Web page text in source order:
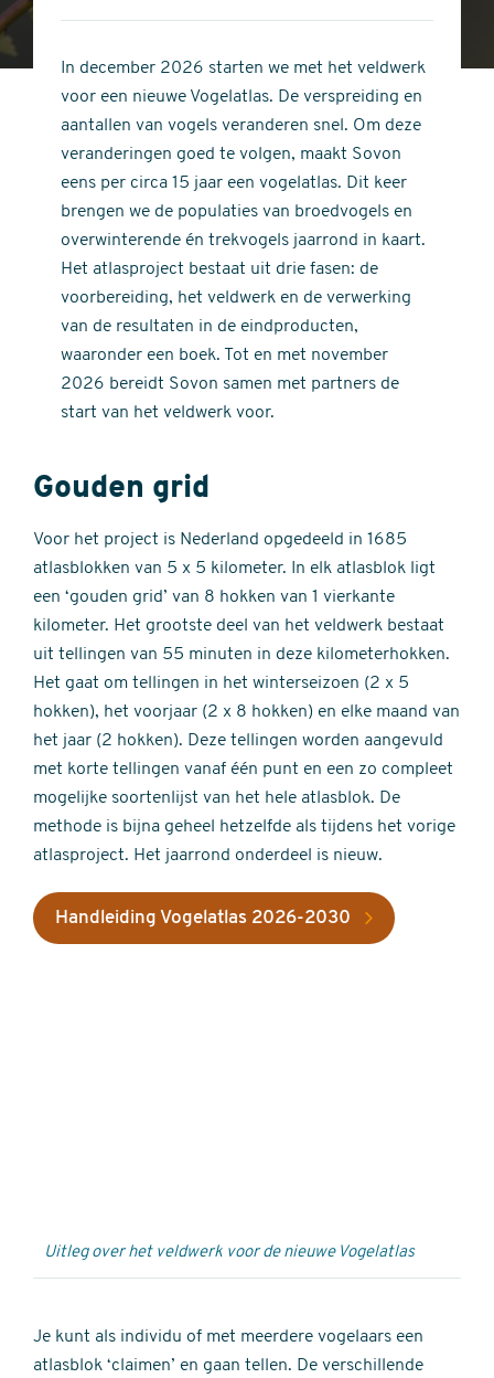
stars
of
stars
In december 2026 starten we met het veldwerk
voor een nieuwe Vogelatlas. De verspreiding en
aantallen van vogels veranderen snel. Om deze
veranderingen goed te volgen, maakt Sovon
eens per circa 15 jaar een vogelatlas. Dit keer
brengen we de populaties van broedvogels en
overwinterende én trekvogels jaarrond in kaart.
Het atlasproject bestaat uit drie fasen: de
voorbereiding, het veldwerk en de verwerking
van de resultaten in de eindproducten,
waaronder een boek. Tot en met november
2026 bereidt Sovon samen met partners de
start van het veldwerk voor.
Gouden grid
Voor het project is Nederland opgedeeld in 1685
atlasblokken van 5 x 5 kilometer. In elk atlasblok ligt
een ‘gouden grid’ van 8 hokken van 1 vierkante
kilometer. Het grootste deel van het veldwerk bestaat
uit tellingen van 55 minuten in deze kilometerhokken.
Het gaat om tellingen in het winterseizoen (2 x 5
hokken), het voorjaar (2 x 8 hokken) en elke maand van
het jaar (2 hokken). Deze tellingen worden aangevuld
met korte tellingen vanaf één punt en een zo compleet
mogelijke soortenlijst van het hele atlasblok. De
methode is bijna geheel hetzelfde als tijdens het vorige
atlasproject. Het jaarrond onderdeel is nieuw.
Handleiding Vogelatlas 2026-2030
Uitleg over het veldwerk voor de nieuwe Vogelatlas
Je kunt als individu of met meerdere vogelaars een
atlasblok ‘claimen’ en gaan tellen. De verschillende